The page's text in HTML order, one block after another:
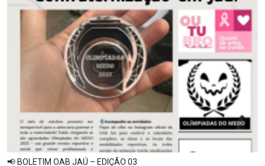
📢 BOLETIM OAB JAÚ – EDIÇÃO 03